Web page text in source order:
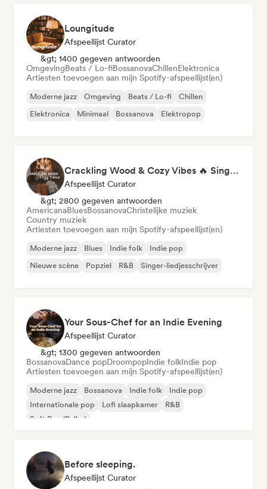
Loungitude
Afspeellijst Curator
&gt; 1400 gegeven antwoorden
OmgevingBeats / Lo-fiBossanovaChillenElektronica
Artiesten toevoegen aan mijn Spotify-afspeellijst(en)
Moderne jazz Omgeving Beats / Lo-fi
Chillen
Elektronica
Minimaal Bossanova Elektropop
Crackling Wood & Cozy Vibes 🔥 Singer-Songwriter, Dream Pop & Bedroom Pop
Afspeellijst Curator
&gt; 2800 gegeven antwoorden
AmericanaBluesBossanovaChristelijke muziek
Country muziek
Artiesten toevoegen aan mijn Spotify-afspeellijst(en)
Moderne jazz Blues Indie folk
Indie pop
Nieuwe scène
Popziel R&B Singer-liedjesschrijver
Your Sous-Chef for an Indie Evening
Afspeellijst Curator
&gt; 1300 gegeven antwoorden
BossanovaDance popDroompopIndie folkIndie pop
Artiesten toevoegen aan mijn Spotify-afspeellijst(en)
Moderne jazz Bossanova Indie folk
Indie pop
Internationale pop
Lofi slaapkamer
R&B
Soft Pop/Ballad
Before sleeping.
Afspeellijst Curator